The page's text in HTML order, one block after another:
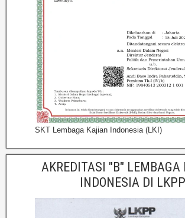
SKT Lembaga Kajian Indonesia (LKI)
AKREDITASI "B" LEMBAGA
INDONESIA DI LKPP